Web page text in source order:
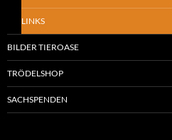
LINKS
BILDER TIEROASE
TRÖDELSHOP
SACHSPENDEN